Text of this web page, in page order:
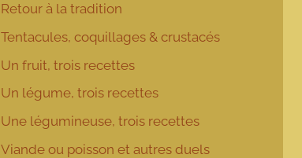
Retour à la tradition
Tentacules, coquillages & crustacés
Un fruit, trois recettes
Un légume, trois recettes
Une légumineuse, trois recettes
Viande ou poisson et autres duels